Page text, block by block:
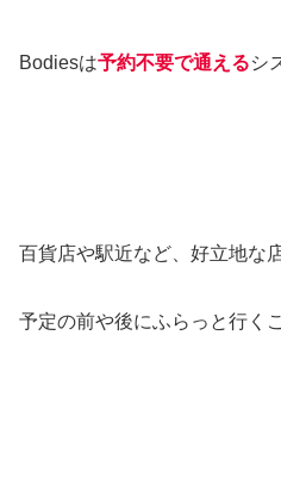
Bodiesは予約不要で通えるシ
百貨店や駅近など、好立地な
予定の前や後にふらっと行く